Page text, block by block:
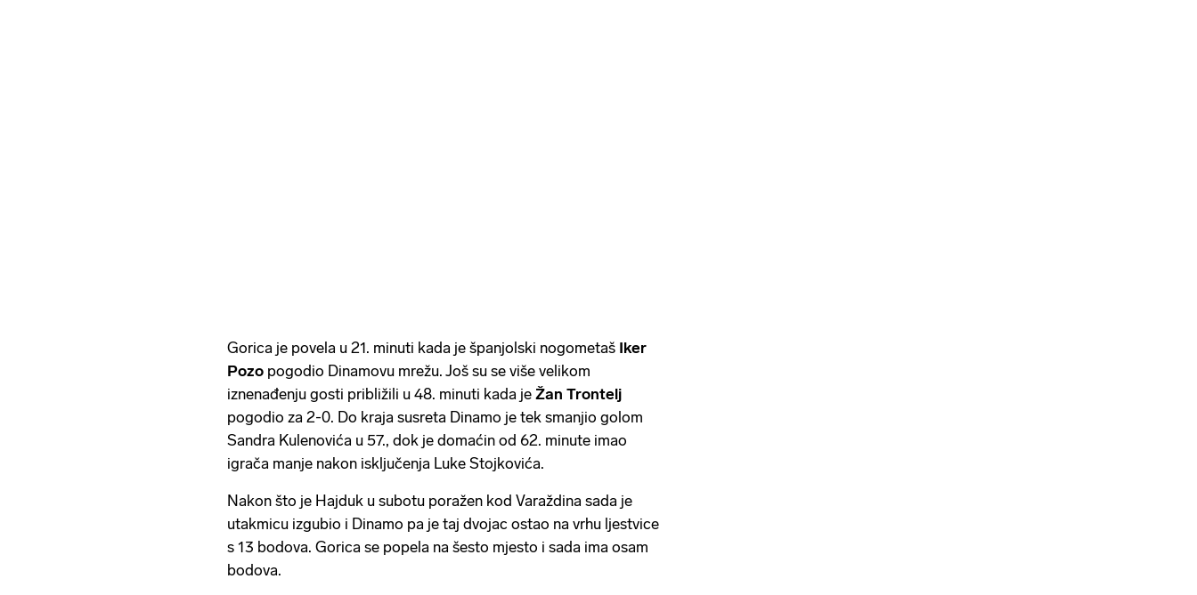
Gorica je povela u 21. minuti kada je španjolski nogometaš Iker
Pozo pogodio Dinamovu mrežu. Još su se više velikom
iznenađenju gosti približili u 48. minuti kada je Žan Trontelj
pogodio za 2-0. Do kraja susreta Dinamo je tek smanjio golom
Sandra Kulenovića u 57., dok je domaćin od 62. minute imao
igrača manje nakon isključenja Luke Stojkovića.
Nakon što je Hajduk u subotu poražen kod Varaždina sada je
utakmicu izgubio i Dinamo pa je taj dvojac ostao na vrhu ljestvice
s 13 bodova. Gorica se popela na šesto mjesto i sada ima osam
bodova.